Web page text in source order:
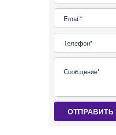
ОТПРАВИТЬ